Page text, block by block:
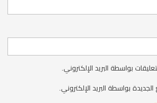
بواسطة البريد الإلكتروني.
بواسطة البريد الإلكتروني.